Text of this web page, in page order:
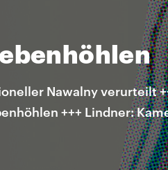
Nawalny verurteilt
+++ Lindner: